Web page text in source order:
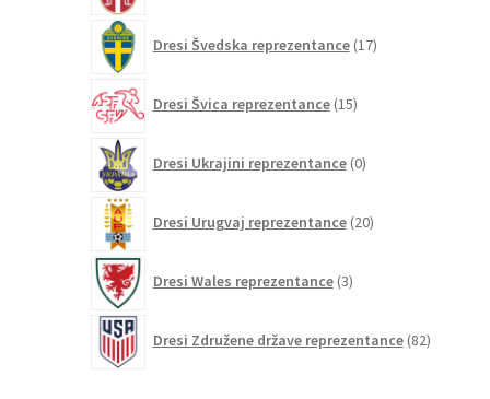
Dresi Švedska reprezentance 17izdelkov
Dresi Švica reprezentance 15izdelkov
Dresi Ukrajini reprezentance 0izdelkov
Dresi Urugvaj reprezentance 20izdelkov
Dresi Wales reprezentance 3izdelki
Dresi Združene države reprezentance 82izdelkov